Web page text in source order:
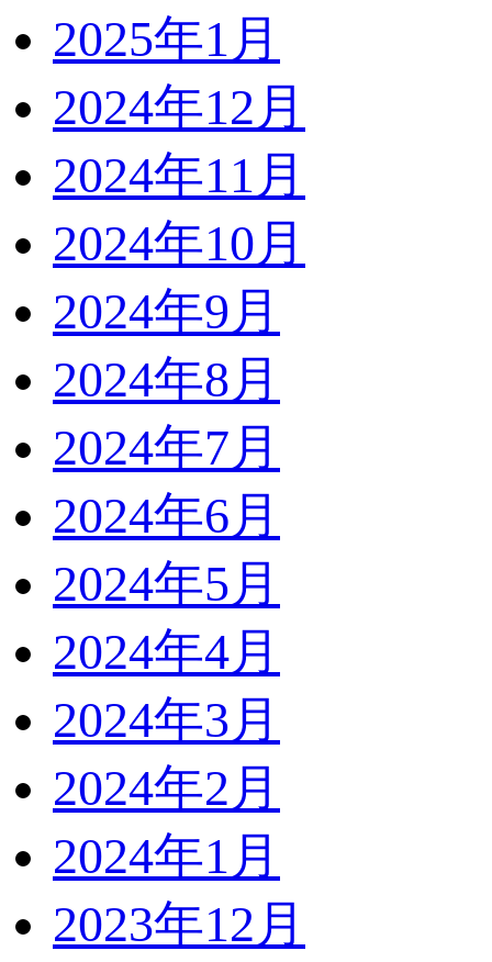
2025年1月
2024年12月
2024年11月
2024年10月
2024年9月
2024年8月
2024年7月
2024年6月
2024年5月
2024年4月
2024年3月
2024年2月
2024年1月
2023年12月